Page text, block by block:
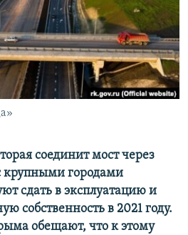
соединит мост через
крупными городами
сдать в эксплуатацию и
собственность в 2021 году.
обещают, что к этому